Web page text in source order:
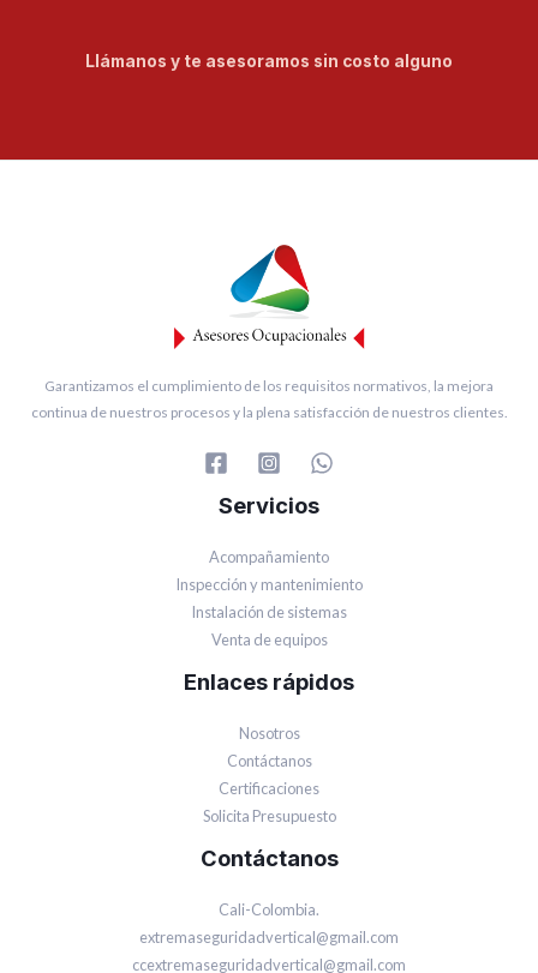
Llámanos y te asesoramos sin costo alguno
Garantizamos el cumplimiento de los requisitos normativos, la mejora
continua de nuestros procesos y la plena satisfacción de nuestros clientes.
Servicios
Acompañamiento
Inspección y mantenimiento
Instalación de sistemas
Venta de equipos
Enlaces rápidos
Nosotros
Contáctanos
Certificaciones
Solicita Presupuesto
Contáctanos
Cali-Colombia.
extremaseguridadvertical@gmail.com
ccextremaseguridadvertical@gmail.com